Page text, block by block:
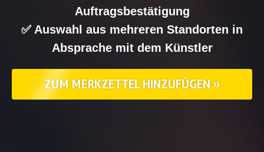
Auftragsbestätigung
✅ Auswahl aus mehreren Standorten in
Absprache mit dem Künstler
ZUM MERKZETTEL HINZUFÜGEN »